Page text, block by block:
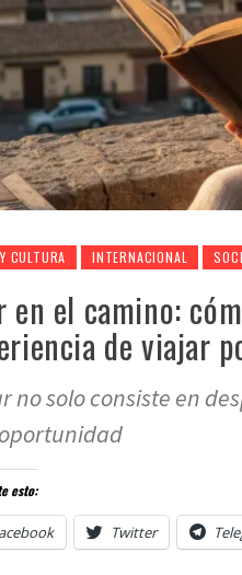
CULTURA INTERNACIONAL
en el camino:
de viajar
no solo consiste en
esto:
Twitter